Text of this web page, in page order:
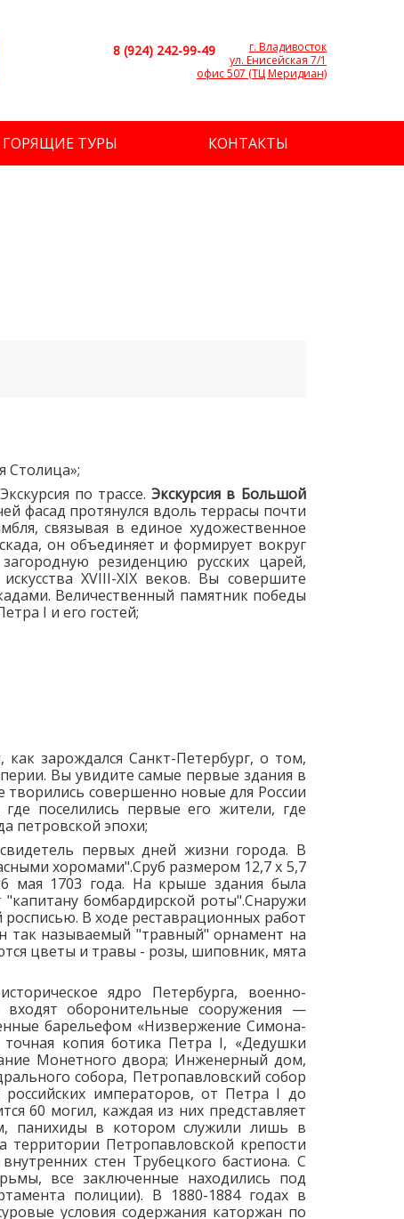
8 (924) 242-99-49
г. Владивосток
ул. Енисейская 7/1
офис 507 (ТЦ Меридиан)
ГОРЯЩИЕ ТУРЫ КОНТАКТЫ
Столица»;
по трассе.Экскурсия в Большой
фасад протянулся вдоль террасы почти
связывая в единое художественное
он объединяет и формирует вокруг
резиденцию русских царей,
XVIII-XIX веков. Вы совершите
Величественный памятник победы
I и его гостей;
как зарождался Санкт-Петербург, о том,
Вы увидите самые первые здания в
творились совершенно новые для России
поселились первые его жители, где
петровской эпохи;
первых дней жизни города. В
хоромами".Сруб размером 12,7 х 5,7
мая 1703 года. На крыше здания была
бомбардирской роты".Снаружи
В ходе реставрационных работ
так называемый "травный" орнамент на
цветы и травы - розы, шиповник, мята
ядро Петербурга, военно-
входят оборонительные сооружения —
барельефом «Низвержение Симона-
копия ботика Петра I, «Дедушки
Монетного двора; Инженерный дом,
собора, Петропавловский собор
императоров, от Петра I до
60 могил, каждая из них представляет
панихиды в котором служили лишь в
территории Петропавловской крепости
стен Трубецкого бастиона. С
все заключенные находились под
полиции). В 1880-1884 годах в
условия содержания каторжан по